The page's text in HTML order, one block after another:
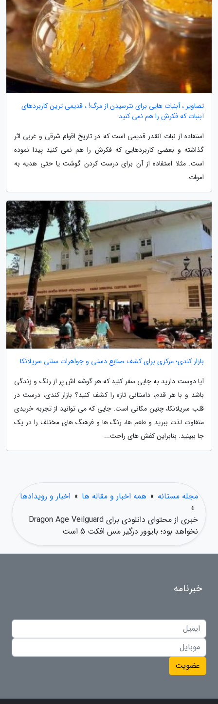
تصاویر ، آبنبات هایی برای نترسیدن از مرگ! ، قدیمی ترین کاربردهای
آبنبات که فکرش را هم نمی کنید
استفاده از نبات آنقدر قدیمی است که در تاریخ اقوام شرقی و غربی اثر
گذاشته و بعضی کاربردهایی که فکرش را هم نمی کنید پیدا نموده
است. مثلا استفاده از آن برای درست کردن گوشت یا حتی هدیه به
اموات.
بازار کندی؛ مرکزی برای کشف صنایع دستی و جواهرات سنتی سریلانکا
آیا دوست دارید به جایی سفر کنید که هر گوشه اش پر از رنگ و زندگی
باشد و با هر قدم، داستانی تازه را کشف کنید؟ بازار کندی، درست در
قلب سریلانکا، چنین مکانی است. جایی که می توانید از تجربه خریدی
متفاوت لذت ببرید و طعم ها، رنگ ها و فرهنگ های مختلف را در یک
جا ببینید. بنابراین کفش های راحت...
مجله مستانه » همه اخبار و مقاله ها » اخبار و رویدادها
»
خبری از محتوای دانلودی برای Dragon Age Veilguard
نخواهد بود؛ بایوور درگیر مس افکت 5 است
خبرنامه
عضویت